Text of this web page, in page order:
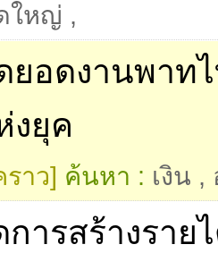
ใหญ่ ,
ยอดงานพาท
งยุค
าว] ค้นหา : เงิน ,
ารสร้างราย